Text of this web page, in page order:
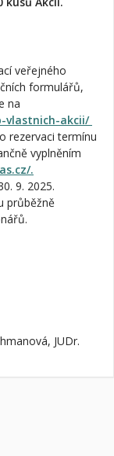
veřejného
formulářů,
na
vlastnich-akcii/
rezervaci termínu
vyplněním
.
9. 2025.
průběžně
JUDr.